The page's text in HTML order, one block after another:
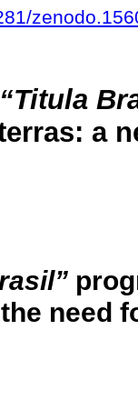
“Titula
a
need